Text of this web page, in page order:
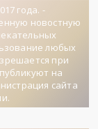
года. -
новостную
любых
при
на
сайта